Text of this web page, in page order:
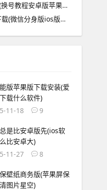
安卓版苹果版怎么登录)
版ios版下载苹果免费版)
版苹果版下载安装(爱
载什么软件)
11-18
9
是比安卓版先(ios软
比安卓大)
11-27
8
壁纸商务版(苹果屏保
图片星空)